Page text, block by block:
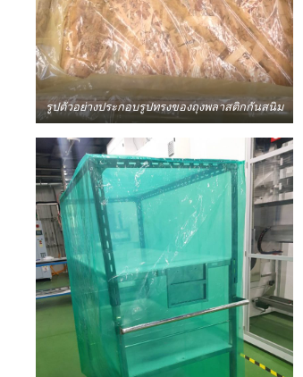
รูปตัวอย่างประกอบรูปทรงของถุงพลาสติกกันสนิม